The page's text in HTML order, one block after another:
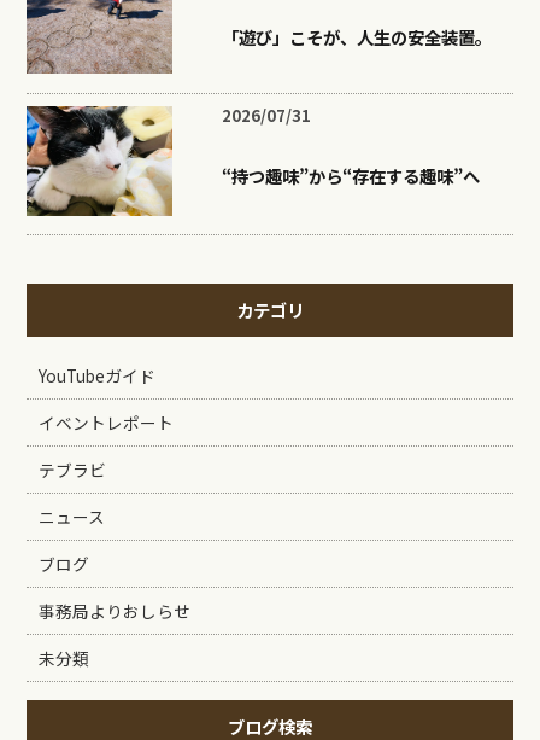
「遊び」こそが、人生の安全装置。
2026/07/31
“持つ趣味”から“存在する趣味”へ
カテゴリ
YouTubeガイド
イベントレポート
テブラビ
ニュース
ブログ
事務局よりおしらせ
未分類
ブログ検索